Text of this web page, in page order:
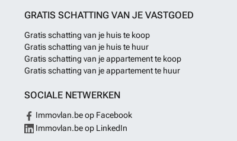
GRATIS SCHATTING VAN JE VASTGOED
Gratis schatting van je huis te koop
Gratis schatting van je huis te huur
Gratis schatting van je appartement te koop
Gratis schatting van je appartement te huur
SOCIALE NETWERKEN
Immovlan.be op Facebook
Immovlan.be op LinkedIn